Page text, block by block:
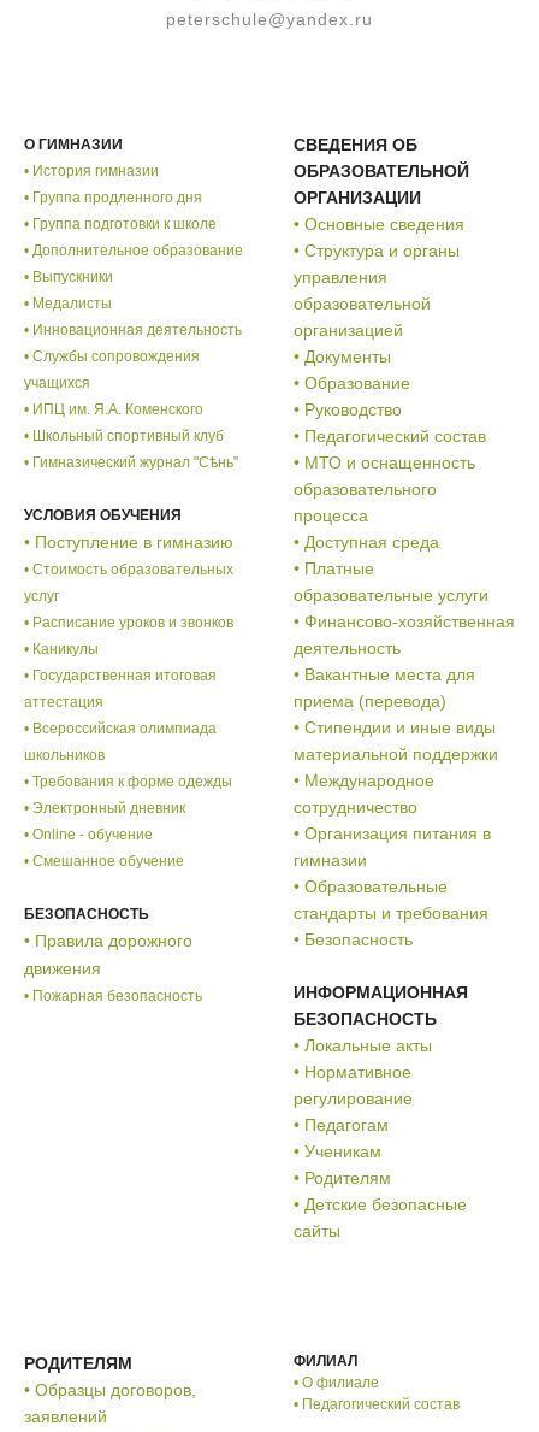
peterschule@yandex.ru
О ГИМНАЗИИ
• История гимназии
• Группа продленного дня
• Группа подготовки к школе
• Дополнительное образование
• Выпускники
• Медалисты
• Инновационная деятельность
• Службы сопровождения
учащихся
• ИПЦ им. Я.А. Коменского
• Школьный спортивный клуб
• Гимназический журнал "Сѣнь"
УСЛОВИЯ ОБУЧЕНИЯ
• Поступление в гимназию
• Стоимость образовательных
услуг
• Расписание уроков и звонков
• Каникулы
• Государственная итоговая
аттестация
• Всероссийская олимпиада
школьников
• Требования к форме одежды
• Электронный дневник
• Online - обучение
• Смешанное обучение
БЕЗОПАСНОСТЬ
• Правила дорожного
движения
• Пожарная безопасность
СВЕДЕНИЯ ОБ
ОБРАЗОВАТЕЛЬНОЙ
ОРГАНИЗАЦИИ
• Основные сведения
• Структура и органы
управления
образовательной
организацией
• Документы
• Образование
• Руководство
• Педагогический состав
• МТО и оснащенность
образовательного
процесса
• Доступная среда
• Платные
образовательные услуги
• Финансово-хозяйственная
деятельность
• Вакантные места для
приема (перевода)
• Стипендии и иные виды
материальной поддержки
• Международное
сотрудничество
• Организация питания в
гимназии
• Образовательные
стандарты и требования
• Безопасность
ИНФОРМАЦИОННАЯ
БЕЗОПАСНОСТЬ
• Локальные акты
• Нормативное
регулирование
• Педагогам
• Ученикам
• Родителям
• Детские безопасные
сайты
РОДИТЕЛЯМ
• Образцы договоров,
заявлений
ФИЛИАЛ
• О филиале
• Педагогический состав